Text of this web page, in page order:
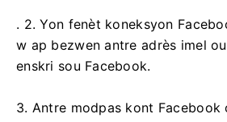
. 2. Yon fenèt koneksyon
w ap bezwen antre adrès imel
enskri sou Facebook.
3. Antre modpas kont Facebook